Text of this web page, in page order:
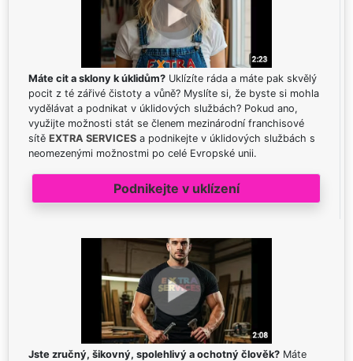
Máte cit a sklony k úklidům? Uklízíte ráda a máte pak skvělý
pocit z té zářivé čistoty a vůně? Myslíte si, že byste si mohla
vydělávat a podnikat v úklidových službách? Pokud ano,
využijte možnosti stát se členem mezinárodní franchisové
sítě EXTRA SERVICES a podnikejte v úklidových službách s
neomezenými možnostmi po celé Evropské unii.
Podnikejte v uklízení
Jste zručný, šikovný, spolehlivý a ochotný člověk? Máte